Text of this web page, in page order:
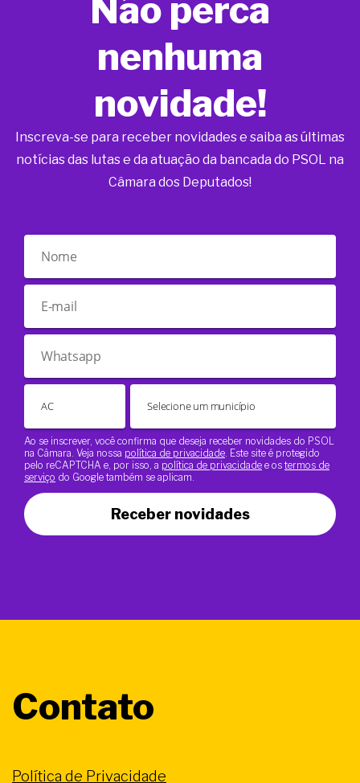
Não perca
nenhuma
novidade!
Inscreva-se para receber novidades e saiba as últimas
notícias das lutas e da atuação da bancada do PSOL na
Câmara dos Deputados!
Ao se inscrever, você confirma que deseja receber novidades do PSOL
na Câmara. Veja nossa política de privacidade . Este site é protegido
pelo reCAPTCHA e, por isso, a política de privacidade e os termos de
serviço do Google também se aplicam.
Receber novidades
Contato
Política de Privacidade